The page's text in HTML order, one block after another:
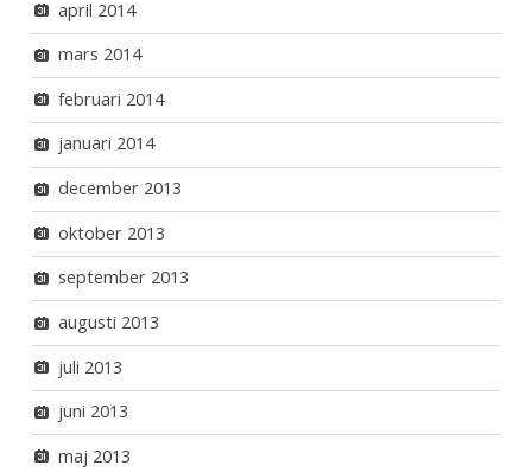
april 2014
mars 2014
februari 2014
januari 2014
december 2013
oktober 2013
september 2013
augusti 2013
juli 2013
juni 2013
maj 2013